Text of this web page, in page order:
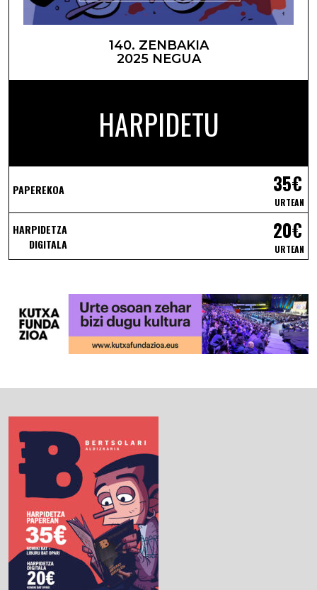
140. ZENBAKIA
2025 NEGUA
HARPIDETU
PAPEREKOA 35€
URTEAN
HARPIDETZA
DIGITALA
20€
URTEAN